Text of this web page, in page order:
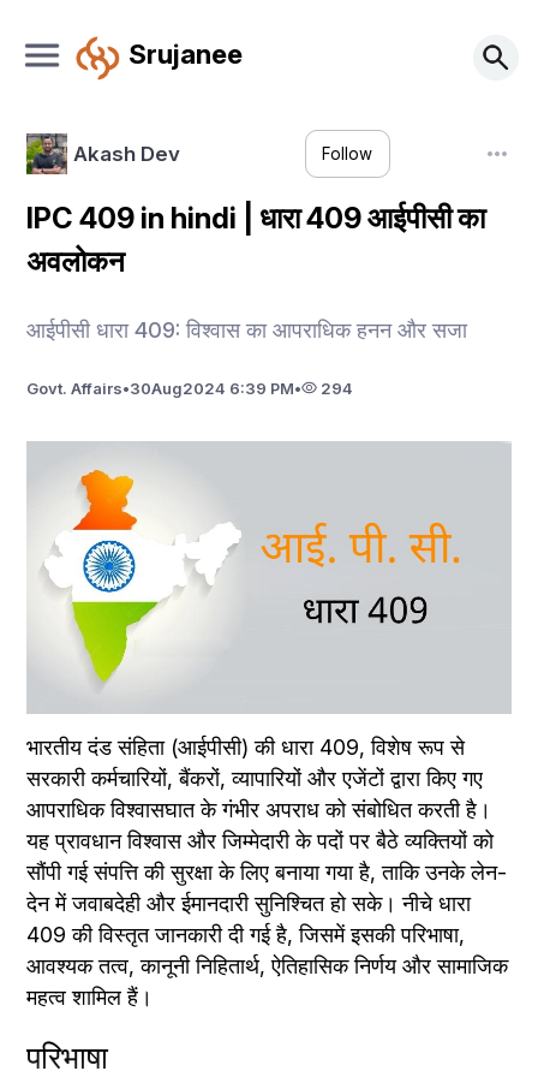
Srujanee
Akash Dev Follow
IPC 409 in hindi | धारा 409 आईपीसी का
अवलोकन
आईपीसी धारा 409: विश्वास का आपराधिक हनन और सजा
Govt. Affairs•30Aug2024 6:39 PM• 294
भारतीय दंड संहिता (आईपीसी) की धारा 409, विशेष रूप से
सरकारी कर्मचारियों, बैंकरों, व्यापारियों और एजेंटों द्वारा किए गए
आपराधिक विश्वासघात के गंभीर अपराध को संबोधित करती है।
यह प्रावधान विश्वास और जिम्मेदारी के पदों पर बैठे व्यक्तियों को
सौंपी गई संपत्ति की सुरक्षा के लिए बनाया गया है, ताकि उनके लेन-
देन में जवाबदेही और ईमानदारी सुनिश्चित हो सके। नीचे धारा
409 की विस्तृत जानकारी दी गई है, जिसमें इसकी परिभाषा,
आवश्यक तत्व, कानूनी निहितार्थ, ऐतिहासिक निर्णय और सामाजिक
महत्व शामिल हैं।
परिभाषा